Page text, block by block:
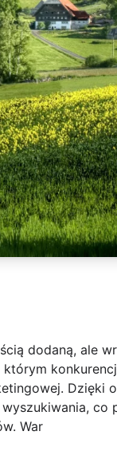
dodaną, ale
Dzięki
co
War